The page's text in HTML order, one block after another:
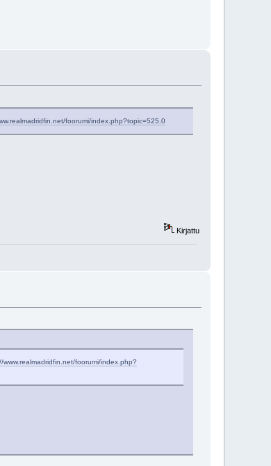
foorumi/index.php?topic=525.0
Kirjattu
www.realmadridfin.net/foorumi/index.php?